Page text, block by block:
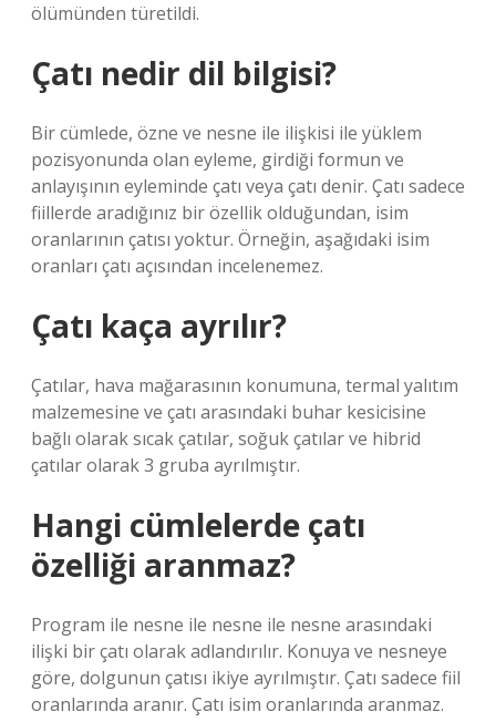
ölümünden türetildi.
Çatı nedir dil bilgisi?
Bir cümlede, özne ve nesne ile ilişkisi ile yüklem
pozisyonunda olan eyleme, girdiği formun ve
anlayışının eyleminde çatı veya çatı denir. Çatı sadece
fiillerde aradığınız bir özellik olduğundan, isim
oranlarının çatısı yoktur. Örneğin, aşağıdaki isim
oranları çatı açısından incelenemez.
Çatı kaça ayrılır?
Çatılar, hava mağarasının konumuna, termal yalıtım
malzemesine ve çatı arasındaki buhar kesicisine
bağlı olarak sıcak çatılar, soğuk çatılar ve hibrid
çatılar olarak 3 gruba ayrılmıştır.
Hangi cümlelerde çatı
özelliği aranmaz?
Program ile nesne ile nesne ile nesne arasındaki
ilişki bir çatı olarak adlandırılır. Konuya ve nesneye
göre, dolgunun çatısı ikiye ayrılmıştır. Çatı sadece fiil
oranlarında aranır. Çatı isim oranlarında aranmaz.